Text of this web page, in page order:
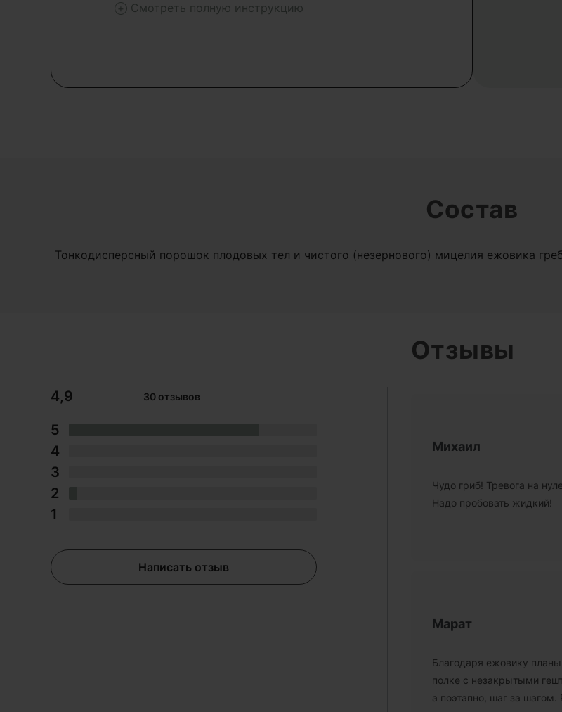
Смотреть полную инструкцию
Состав
Тонкодисперсный порошок плодовых тел и чистого (незернового) мицелия ежовика
4,9 30 отзывов
5
4
3
2
1
Написать отзыв
Отзывы
Михаил
Чудо гриб! Тревога на
Надо пробовать жидкий!
Марат
Благодаря ежовику
полке с незакрытыми
а поэтапно, шаг за шагом.